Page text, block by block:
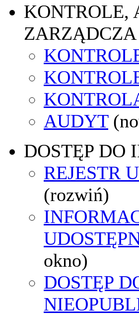
KONTROLE,
ZARZĄDCZA
AUDYT
DOSTĘP DO
REJESTR
(rozwiń)
okno)
DOSTĘP